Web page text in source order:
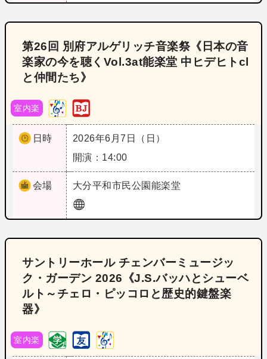
第26回 別府アルゲリッチ音楽祭《日本の音
楽家の今を聴くVol.3at能楽堂 中ヒデヒトcl
と仲間たち》
室内楽
日時
2026年6月7日（日）
開演：14:00
会場 大分平和市民公園能楽堂
サントリーホール チェンバーミュージッ
ク・ガーデン 2026《J.S.バッハとシューベ
ルト～チェロ・ピッコロと歴史的鍵盤楽
器》
室内楽